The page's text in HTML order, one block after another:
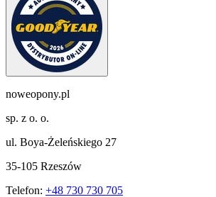
noweopony.pl
sp. z o. o.
ul. Boya-Żeleńskiego 27
35-105 Rzeszów
Telefon: +48 730 730 705